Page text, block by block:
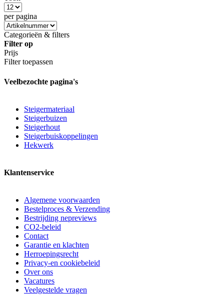
per pagina
Categorieën & filters
Filter op
Prijs
Filter toepassen
Veelbezochte pagina's
Steigermateriaal
Steigerbuizen
Steigerhout
Steigerbuiskoppelingen
Hekwerk
Klantenservice
Algemene voorwaarden
Bestelproces & Verzending
Bestrijding nepreviews
CO2-beleid
Contact
Garantie en klachten
Herroepingsrecht
Privacy-en cookiebeleid
Over ons
Vacatures
Veelgestelde vragen